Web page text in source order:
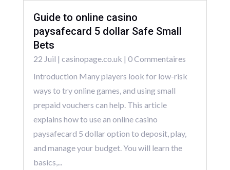
Guide to online casino
paysafecard 5 dollar Safe Small
Bets
22 Juil | casinopage.co.uk | 0 Commentaires
Introduction Many players look for low-risk
ways to try online games, and using small
prepaid vouchers can help. This article
explains how to use an online casino
paysafecard 5 dollar option to deposit, play,
and manage your budget. You will learn the
basics,...